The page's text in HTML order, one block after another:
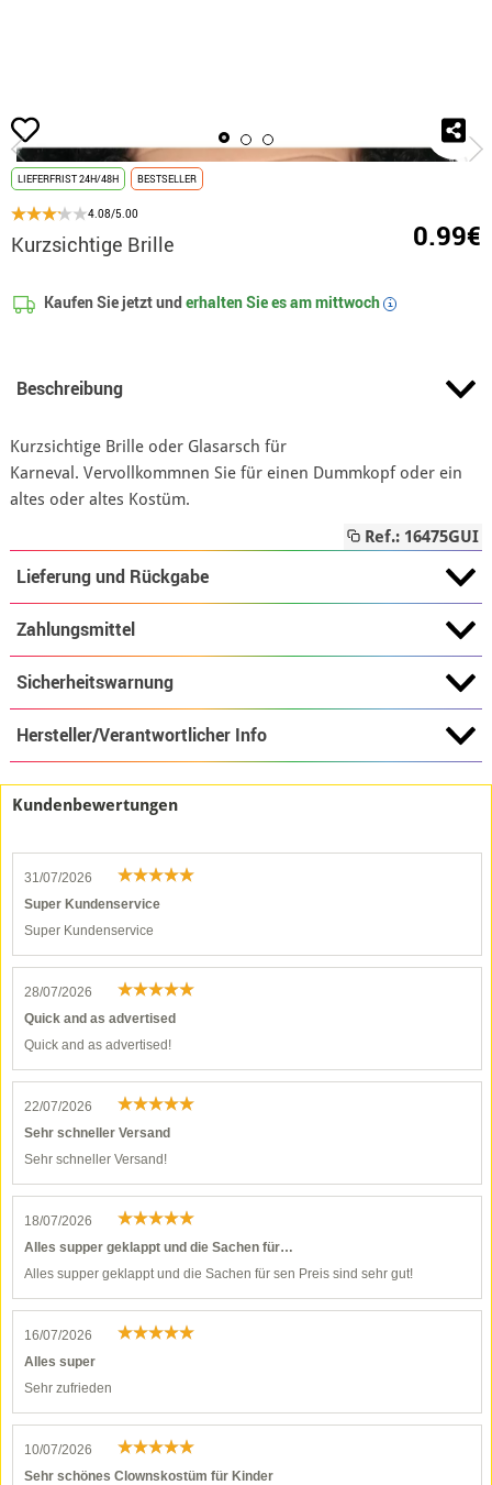
Beginn
LIEFERFRIST 24H/48H BESTSELLER
4.08/5.00
Kurzsichtige Brille 0.99€
Kaufen Sie jetzt underhalten Sie es ammittwoch i
Beschreibung
Kurzsichtige Brille oder Glasarsch für
Karneval. Vervollkommnen Sie für einen Dummkopf oder ein
altes oder altes Kostüm.
Ref.: 16475GUI
Lieferung und Rückgabe
Zahlungsmittel
Sicherheitswarnung
Hersteller/Verantwortlicher Info
Kundenbewertungen
31/07/2026
Super Kundenservice
Super Kundenservice
28/07/2026
Quick and as advertised
Quick and as advertised!
22/07/2026
Sehr schneller Versand
Sehr schneller Versand!
18/07/2026
Alles supper geklappt und die Sachen für…
Alles supper geklappt und die Sachen für sen Preis sind sehr gut!
16/07/2026
Alles super
Sehr zufrieden
10/07/2026
Sehr schönes Clownskostüm für Kinder